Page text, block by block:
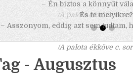
– Én biztos a könnyűt
– És te melyikre?
– Asszonyom, eddig azt sem tudtam,
/A palota ékköve c.